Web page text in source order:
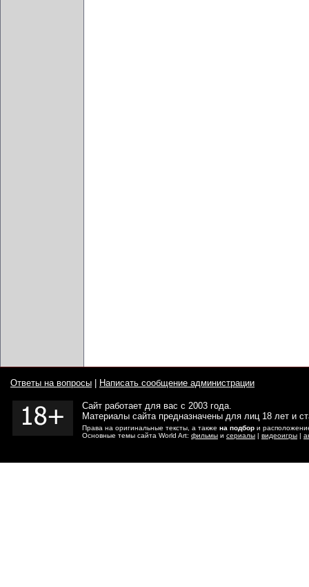
Ответы на вопросы Написать сообщение администрации
Сайт работает для вас с 2003 года.
Материалы сайта предназначены для лиц 18 лет и
Права на оригинальные тексты, а также на подбор и
Основные темы сайта World Art: фильмы и сериалы | видеоигры |